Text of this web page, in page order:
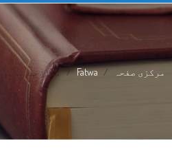
مرکزی صفحہ Fatwa نماز سے باہر